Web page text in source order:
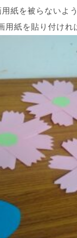
紙を被らないよ
用紙を貼り付けれ